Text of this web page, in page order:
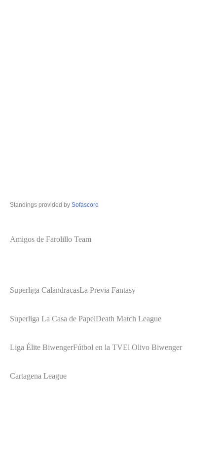
Standings provided by Sofascore
Amigos de Farolillo Team
Superliga CalandracasLa Previa Fantasy
Superliga La Casa de PapelDeath Match League
Liga Élite BiwengerFútbol en la TVEl Olivo Biwenger
Cartagena League